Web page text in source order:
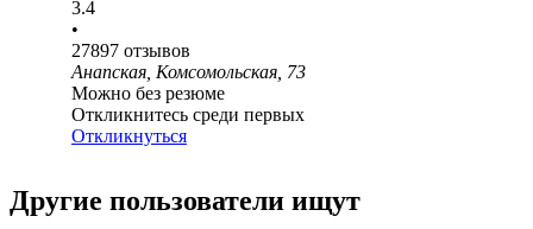
3.4
•
27897 отзывов
Анапская, Комсомольская, 73
Можно без резюме
Откликнитесь среди первых
Откликнуться
Другие пользователи ищут